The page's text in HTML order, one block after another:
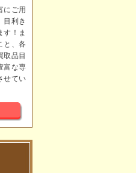
にご用
目利き
す！ま
と、各
取品目
富な専
せてい